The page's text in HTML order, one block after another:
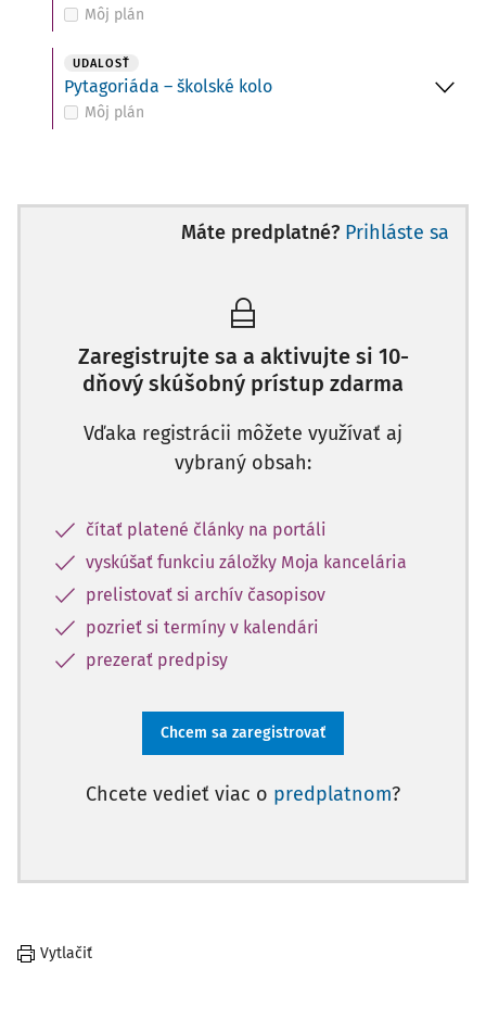
Môj plán
UDALOSŤ
Pytagoriáda – školské kolo
Môj plán
Máte predplatné? Prihláste sa
Zaregistrujte sa a aktivujte si 10-
dňový skúšobný prístup zdarma
Vďaka registrácii môžete využívať aj
vybraný obsah:
čítať platené články na portáli
vyskúšať funkciu záložky Moja kancelária
prelistovať si archív časopisov
pozrieť si termíny v kalendári
prezerať predpisy
Chcem sa zaregistrovať
Chcete vedieť viac o predplatnom?
Vytlačiť